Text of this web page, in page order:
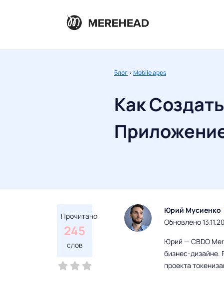
Блог >Mobile apps
Как
Прочитано
245
слов
Юрий Мусиенко
Обновлено
Юрий — CBDO
бизнес-дизайне.
проекта